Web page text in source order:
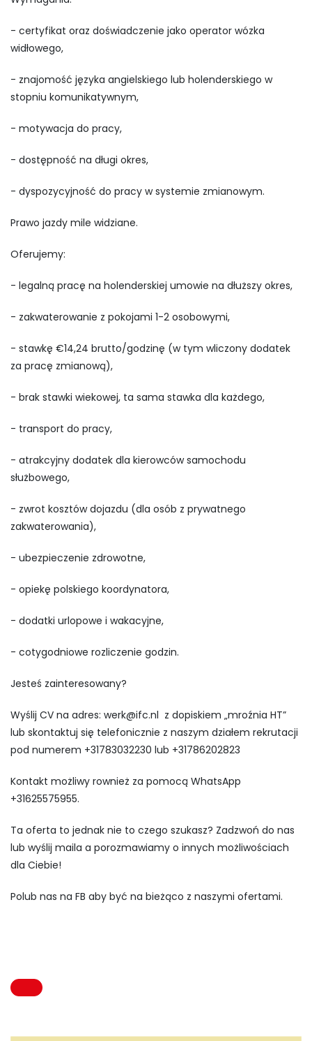
- certyfikat oraz doświadczenie jako operator wózka
widłowego,
- znajomość języka angielskiego lub holenderskiego w
stopniu komunikatywnym,
- motywacja do pracy,
- dostępność na długi okres,
- dyspozycyjność do pracy w systemie zmianowym.
Prawo jazdy mile widziane.
Oferujemy:
- legalną pracę na holenderskiej umowie na dłuższy okres,
- zakwaterowanie z pokojami 1-2 osobowymi,
- stawkę €14,24 brutto/godzinę (w tym wliczony dodatek
za pracę zmianową),
- brak stawki wiekowej, ta sama stawka dla każdego,
- transport do pracy,
- atrakcyjny dodatek dla kierowców samochodu
służbowego,
- zwrot kosztów dojazdu (dla osób z prywatnego
zakwaterowania),
- ubezpieczenie zdrowotne,
- opiekę polskiego koordynatora,
- dodatki urlopowe i wakacyjne,
- cotygodniowe rozliczenie godzin.
Jesteś zainteresowany?
Wyślij CV na adres: werk@ifc.nl z dopiskiem „mroźnia HT”
lub skontaktuj się telefonicznie z naszym działem rekrutacji
pod numerem +31783032230 lub +31786202823
Kontakt możliwy rownież za pomocą WhatsApp
+31625575955.
Ta oferta to jednak nie to czego szukasz? Zadzwoń do nas
lub wyślij maila a porozmawiamy o innych możliwościach
dla Ciebie!
Polub nas na FB aby być na bieżąco z naszymi ofertami.